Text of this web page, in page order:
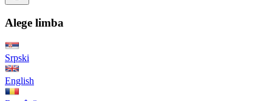
Alege limba
Srpski
English